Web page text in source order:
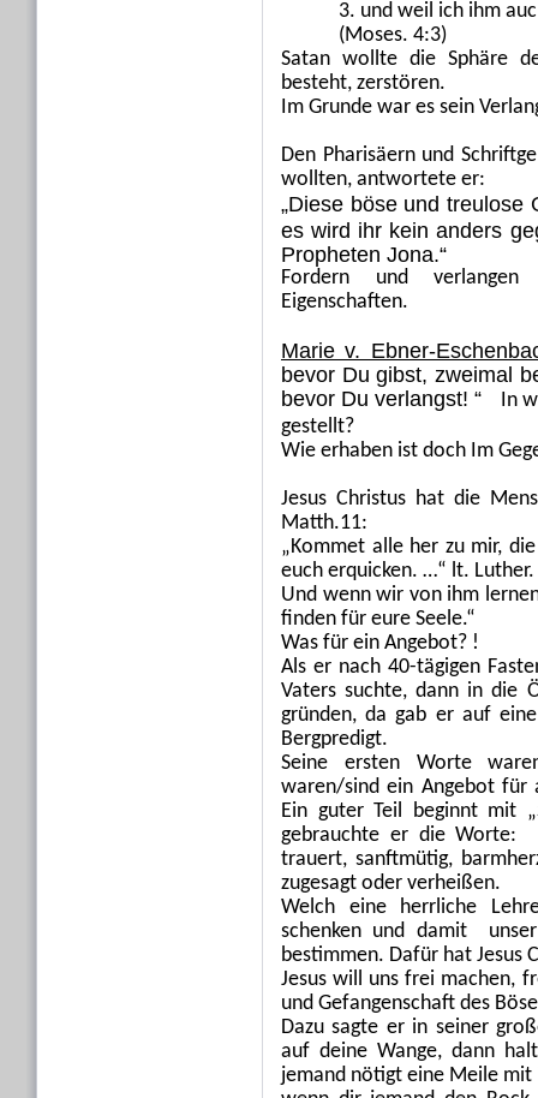
3. und weil ich ihm
(Moses. 4:3)
Satan wollte die Sphäre
besteht, zerstören.
Im Grunde war es sein
Den Pharisäern und
wollten, antwortete er:
„Diese böse und treulose
es wird ihr kein anders
Propheten Jona.“
Fordern und
Eigenschaften.
Marie v. Ebner-
bevor Du gibst, zweimal
bevor Du verlangst! “
In
gestellt?
Wie erhaben ist doch Im
Jesus Christus hat die
Matth.11:
„Kommet alle her zu mir,
euch erquicken. …“ lt. Luther.
Und wenn wir von ihm
finden für eure Seele.“
Was für ein Angebot? !
Als er nach 40-tägigen
Vaters suchte, dann in die
gründen, da gab er auf
Bergpredigt.
Seine ersten Worte
waren/sind ein Angebot für
Ein guter Teil beginnt mit
gebrauchte er die Worte:
trauert, sanftmütig,
zugesagt oder verheißen.
Welch eine herrliche
schenken und damit
bestimmen. Dafür hat Jesus
Jesus will uns frei machen,
und Gefangenschaft des
Dazu sagte er in seiner
auf deine Wange, dann
jemand nötigt eine Meile mit